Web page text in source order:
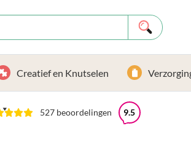
Creatief en Knutselen
527 beoordelingen 9.5